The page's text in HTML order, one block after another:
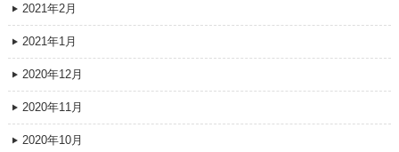
2021年2月
2021年1月
2020年12月
2020年11月
2020年10月